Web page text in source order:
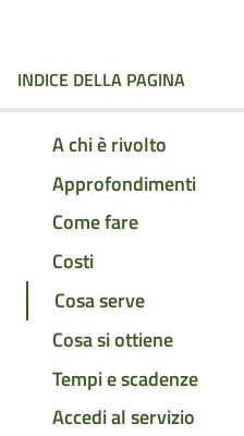
INDICE DELLA PAGINA
A chi è rivolto
Approfondimenti
Come fare
Costi
Cosa serve
Cosa si ottiene
Tempi e scadenze
Accedi al servizio